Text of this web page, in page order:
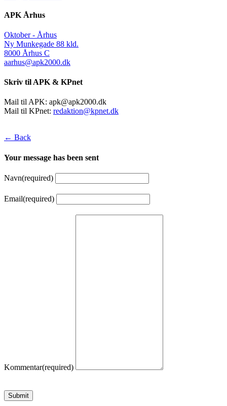
APK Århus
Oktober - Århus
Ny Munkegade 88 kld.
8000 Århus C
aarhus@apk2000.dk
Skriv til APK & KPnet
Mail til APK: apk@apk2000.dk
Mail til KPnet: redaktion@kpnet.dk
← Back
Your message has been sent
Navn(required)
Email(required)
Kommentar(required)
Submit